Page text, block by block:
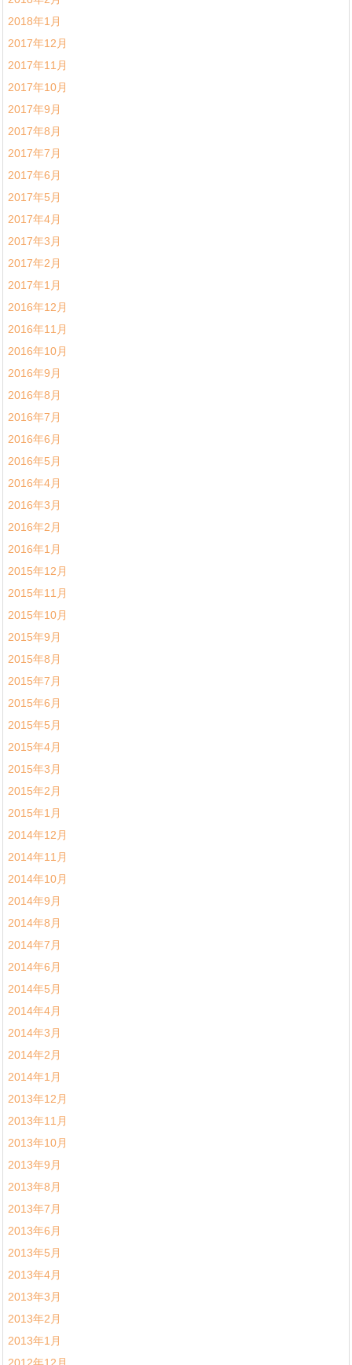
2018年1月
2017年12月
2017年11月
2017年10月
2017年9月
2017年8月
2017年7月
2017年6月
2017年5月
2017年4月
2017年3月
2017年2月
2017年1月
2016年12月
2016年11月
2016年10月
2016年9月
2016年8月
2016年7月
2016年6月
2016年5月
2016年4月
2016年3月
2016年2月
2016年1月
2015年12月
2015年11月
2015年10月
2015年9月
2015年8月
2015年7月
2015年6月
2015年5月
2015年4月
2015年3月
2015年2月
2015年1月
2014年12月
2014年11月
2014年10月
2014年9月
2014年8月
2014年7月
2014年6月
2014年5月
2014年4月
2014年3月
2014年2月
2014年1月
2013年12月
2013年11月
2013年10月
2013年9月
2013年8月
2013年7月
2013年6月
2013年5月
2013年4月
2013年3月
2013年2月
2013年1月
2012年12月